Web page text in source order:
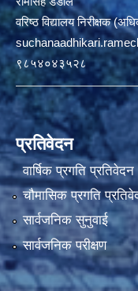
वरिष्ठ विद्यालय निरीक्षक
९८५४०४३५२८
प्रतिवेदन
वार्षिक प्रगति प्रतिवेदन
चौमासिक प्रगति
सार्वजनिक सुनुवाई
सार्वजनिक परीक्षण